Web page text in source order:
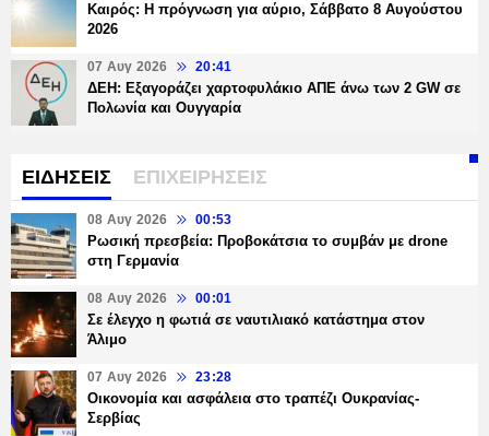
Καιρός: Η πρόγνωση για αύριο, Σάββατο 8 Αυγούστου
2026
07 Αυγ 2026 20:41
ΔΕΗ: Εξαγοράζει χαρτοφυλάκιο ΑΠΕ άνω των 2 GW σε
Πολωνία και Ουγγαρία
ΕΙΔΗΣΕΙΣ ΕΠΙΧΕΙΡΗΣΕΙΣ
08 Αυγ 2026 00:53
Ρωσική πρεσβεία: Προβοκάτσια το συμβάν με drone
στη Γερμανία
08 Αυγ 2026 00:01
Σε έλεγχο η φωτιά σε ναυτιλιακό κατάστημα στον
Άλιμο
07 Αυγ 2026 23:28
Οικονομία και ασφάλεια στο τραπέζι Ουκρανίας-
Σερβίας